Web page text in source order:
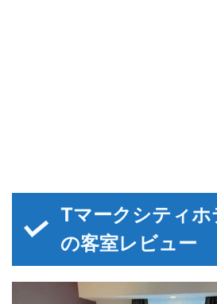
Tマークシティホ
の客室レビュー